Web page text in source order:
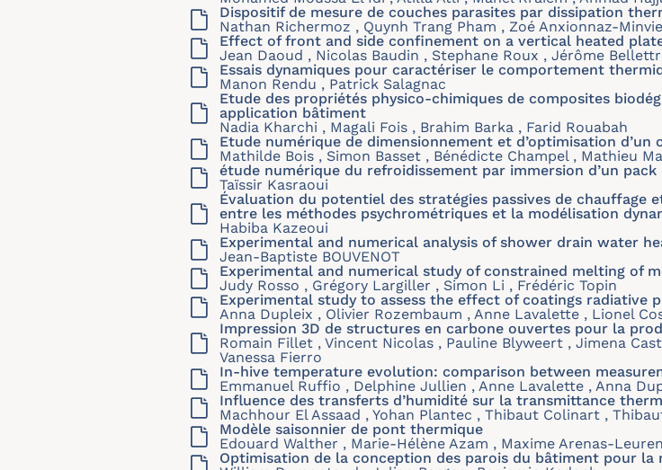
Dispositif de mesure de couches parasites par dissipation
Nathan Richermoz , Quynh Trang Pham , Zoé Anxionnaz-
Effect of front and side confinement on a vertical heated
Jean Daoud , Nicolas Baudin , Stephane Roux , Jérôme
Essais dynamiques pour caractériser le comportement
Manon Rendu , Patrick Salagnac
Etude des propriétés physico-chimiques de composites
application bâtiment
Nadia Kharchi , Magali Fois , Brahim Barka , Farid Rouabah
Etude numérique de dimensionnement et d’optimisation
Mathilde Bois , Simon Basset , Bénédicte Champel , Mathieu
étude numérique du refroidissement par immersion d’un
Taïssir Kasraoui
Évaluation du potentiel des stratégies passives de chauffage
entre les méthodes psychrométriques et la modélisation
Habiba Kazeoui
Experimental and numerical analysis of shower drain water
Jean-Baptiste BOUVENOT
Experimental and numerical study of constrained melting of
Judy Rosso , Grégory Largiller , Simon Li , Frédéric Topin
Experimental study to assess the effect of coatings radiative
Anna Dupleix , Olivier Rozembaum , Anne Lavalette , Lionel
Impression 3D de structures en carbone ouvertes pour la
Romain Fillet , Vincent Nicolas , Pauline Blyweert , Jimena
Vanessa Fierro
In-hive temperature evolution: comparison between
Emmanuel Ruffio , Delphine Jullien , Anne Lavalette , Anna
Influence des transferts d’humidité sur la transmittance
Machhour El Assaad , Yohan Plantec , Thibaut Colinart ,
Modèle saisonnier de pont thermique
Edouard Walther , Marie-Hélène Azam , Maxime Arenas-
Optimisation de la conception des parois du bâtiment pour